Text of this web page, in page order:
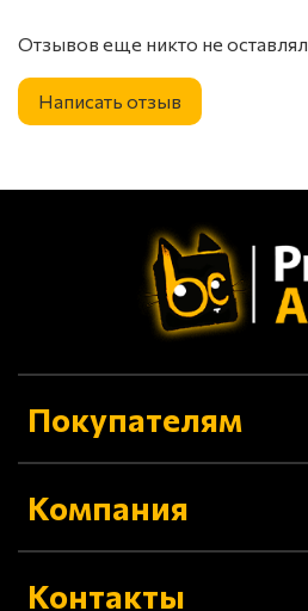
Отзывов еще никто не оставлял
Написать отзыв
Покупателям
Компания
Контакты